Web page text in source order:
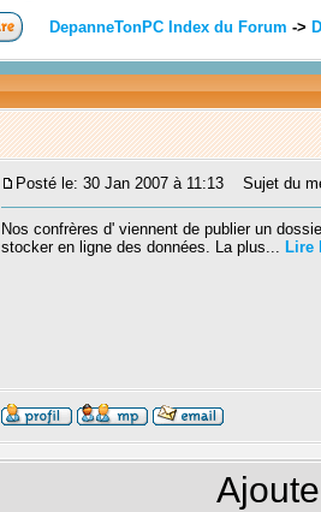
DepanneTonPC Index du Forum ->
Posté le: 30 Jan 2007 à 11:13 Sujet du
Nos confrères d' viennent de publier un
stocker en ligne des données. La plus... Lire